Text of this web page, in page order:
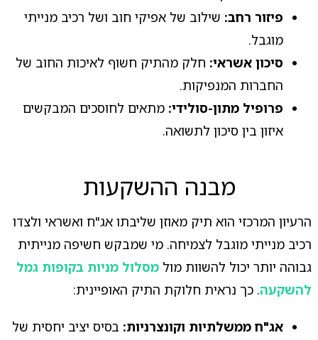
פיזור רחב: שילוב של אפיקי חוב ושל רכיב מנייתי
מוגבל.
סיכון אשראי: חלק מהתיק חשוף לאיכות החוב של
החברות המנפיקות.
פרופיל מתון-סולידי: מתאים לחוסכים המבקשים
איזון בין סיכון לתשואה.
מבנה ההשקעות
הרעיון המרכזי הוא תיק מאוזן שליבתו אג"ח ואשראי ולצדו
רכיב מנייתי מוגבל לצמיחה. מי שמבקש חשיפה מנייתית
גבוהה יותר יכול להשוות מול מסלול מניות בקופות גמל
להשקעה. כך נראית חלוקת התיק האופיינית:
אג"ח ממשלתיות וקונצרניות: בסיס יציב יחסית של